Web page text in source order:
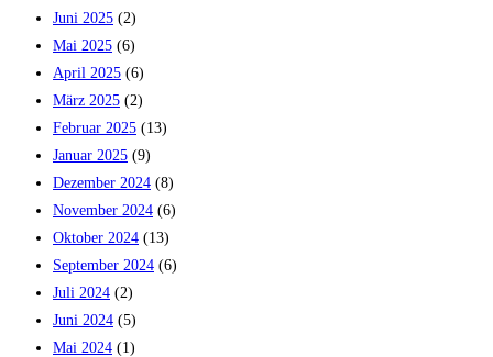
Juni 2025 (2)
Mai 2025 (6)
April 2025 (6)
März 2025 (2)
Februar 2025 (13)
Januar 2025 (9)
Dezember 2024 (8)
November 2024 (6)
Oktober 2024 (13)
September 2024 (6)
Juli 2024 (2)
Juni 2024 (5)
Mai 2024 (1)